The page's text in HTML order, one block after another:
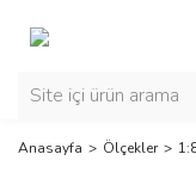
Anasayfa Ölçekler